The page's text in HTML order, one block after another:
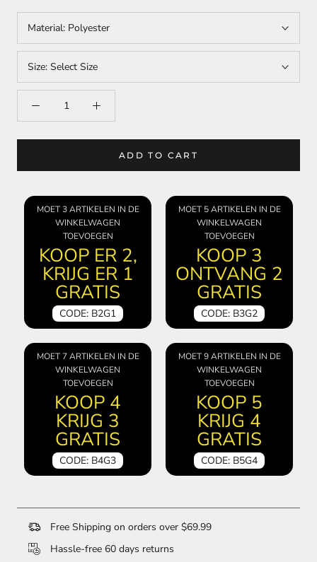
Material: Polyester
Size: Select Size
ADD TO CART
MOET 3 ARTIKELEN IN DE
WINKELWAGEN
TOEVOEGEN
KOOP ER 2,
KRIJG ER 1
GRATIS
CODE: B2G1
MOET 5 ARTIKELEN IN DE
WINKELWAGEN
TOEVOEGEN
KOOP 3
ONTVANG 2
GRATIS
CODE: B3G2
MOET 7 ARTIKELEN IN DE
WINKELWAGEN
TOEVOEGEN
KOOP 4
KRIJG 3
GRATIS
CODE: B4G3
MOET 9 ARTIKELEN IN DE
WINKELWAGEN
TOEVOEGEN
KOOP 5
KRIJG 4
GRATIS
CODE: B5G4
Free Shipping on orders over $69.99
Hassle-free 60 days returns